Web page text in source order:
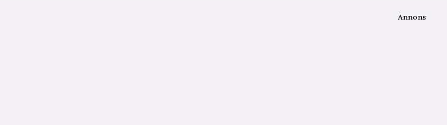
Annons